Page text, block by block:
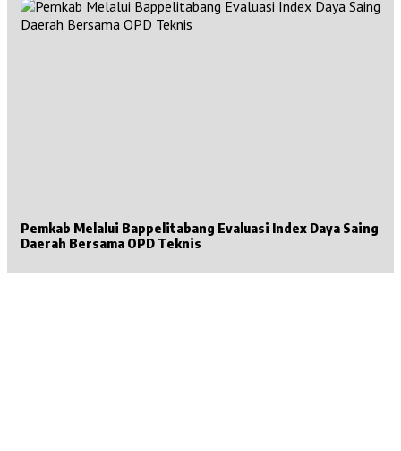
Pemkab Melalui Bappelitabang Evaluasi Index Daya Saing
Daerah Bersama OPD Teknis